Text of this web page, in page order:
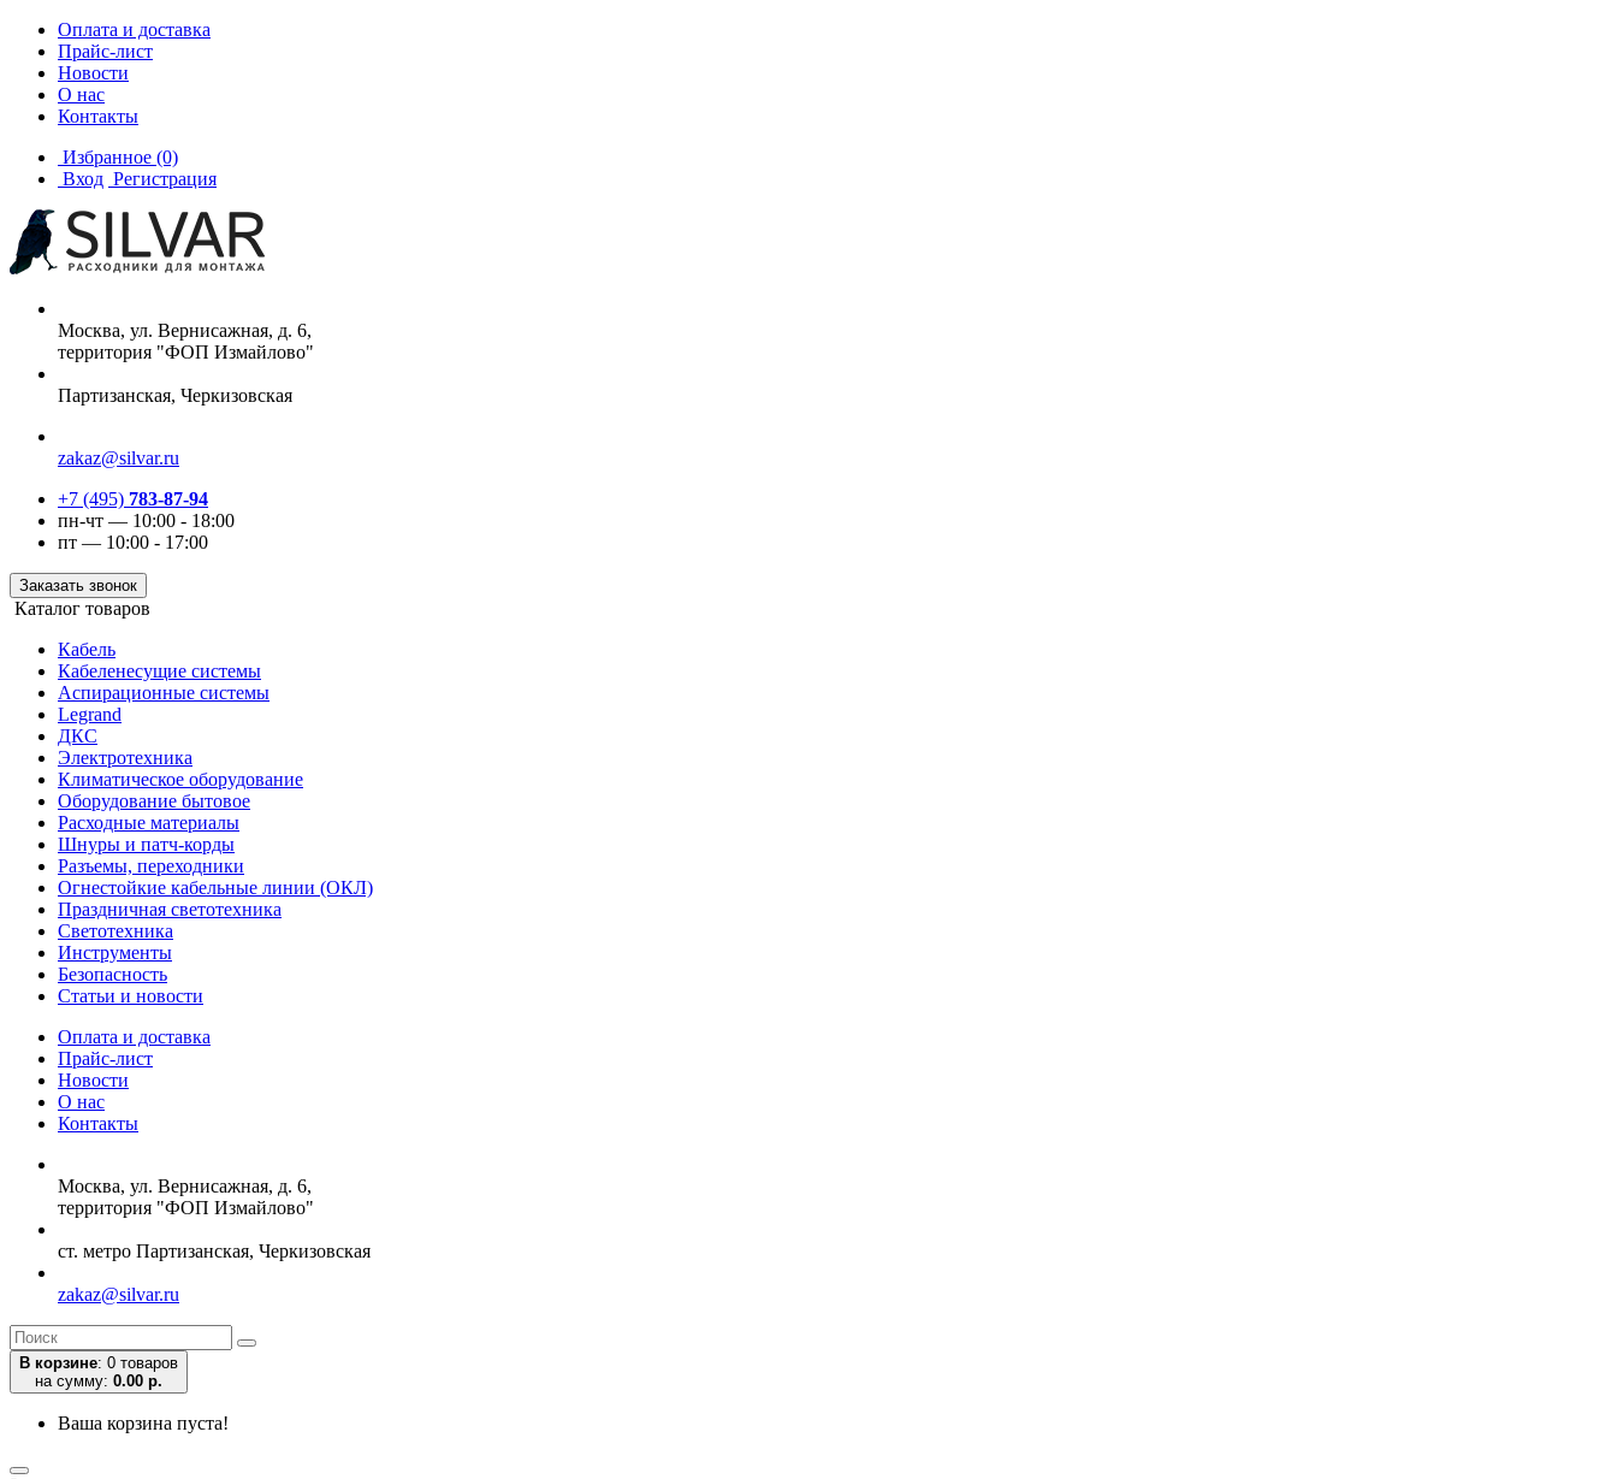
Оплата и доставка
Прайс-лист
Новости
О нас
Контакты
Избранное (0)
Вход Регистрация
Москва, ул. Вернисажная, д. 6,
территория "ФОП Измайлово"
Партизанская, Черкизовская
zakaz@silvar.ru
+7 (495) 783-87-94
пн-чт — 10:00 - 18:00
пт — 10:00 - 17:00
Заказать звонок
Каталог товаров
Кабель
Кабеленесущие системы
Аспирационные системы
Legrand
ДКС
Электротехника
Климатическое оборудование
Оборудование бытовое
Расходные материалы
Шнуры и патч-корды
Разъемы, переходники
Огнестойкие кабельные линии (ОКЛ)
Праздничная светотехника
Светотехника
Инструменты
Безопасность
Статьи и новости
Оплата и доставка
Прайс-лист
Новости
О нас
Контакты
Москва, ул. Вернисажная, д. 6,
территория "ФОП Измайлово"
ст. метро Партизанская, Черкизовская
zakaz@silvar.ru
В корзине: 0 товаров
на сумму: 0.00 р.
Ваша корзина пуста!